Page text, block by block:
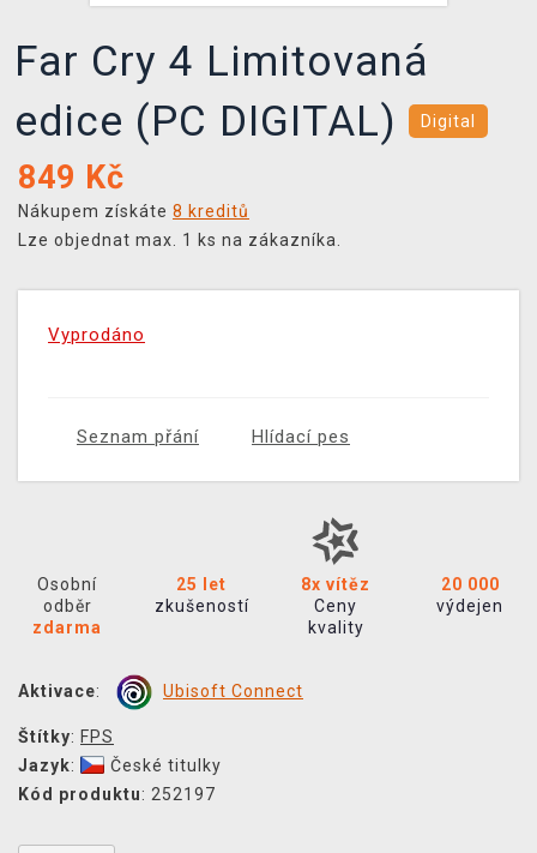
Far Cry 4 Limitovaná
edice (PC DIGITAL)
Digital
849 Kč
Nákupem získáte 8 kreditů
Lze objednat max. 1 ks na zákazníka.
Vyprodáno
Seznam přání Hlídací pes
Osobní
odběr
zdarma
25 let
zkušeností
8x vítěz
Ceny
kvality
20 000
výdejen
Aktivace: Ubisoft Connect
Štítky: FPS
Jazyk:
České titulky
Kód produktu: 252197